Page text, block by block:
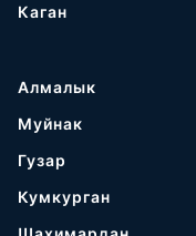
Каган
Алмалык
Муйнак
Гузар
Кумкурган